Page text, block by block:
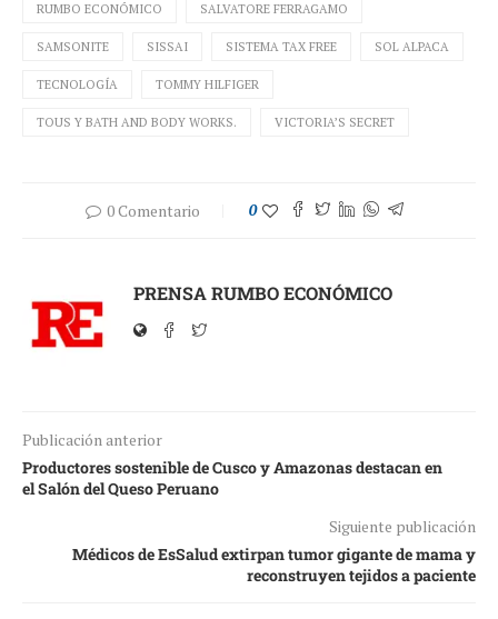
RUMBO ECONÓMICO SALVATORE FERRAGAMO
SAMSONITE SISSAI SISTEMA TAX FREE SOL ALPACA
TECNOLOGÍA TOMMY HILFIGER
TOUS Y BATH AND BODY WORKS. VICTORIA’S SECRET
0 Comentario 0
PRENSA RUMBO ECONÓMICO
Publicación anterior
Productores sostenible de Cusco y Amazonas destacan en
el Salón del Queso Peruano
Siguiente publicación
Médicos de EsSalud extirpan tumor gigante de mama y
reconstruyen tejidos a paciente